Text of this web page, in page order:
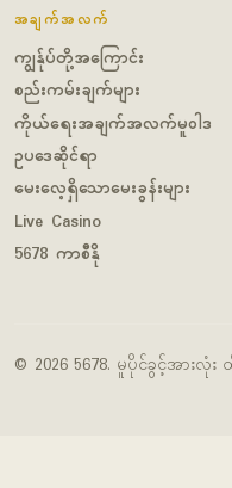
အချက်အလက်
ကျွန်ုပ်တို့အကြောင်း
စည်းကမ်းချက်များ
ကိုယ်ရေးအချက်အလက်မူဝါဒ
ဥပဒေဆိုင်ရာ
မေးလေ့ရှိသောမေးခွန်းများ
Live Casino
5678 ကာစီနို
© 2026 5678. မူပိုင်ခွင့်အားလုံ